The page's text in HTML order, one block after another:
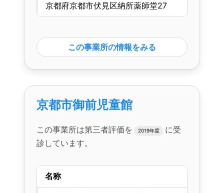
京都府京都市伏見区納所薬師堂27
この事業所の情報をみる
京都市御前児童館
この事業所は第三者評価を 2019年度
に受
診しています。
名称